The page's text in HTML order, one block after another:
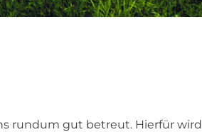
rundum gut betreut. Hierfür wird